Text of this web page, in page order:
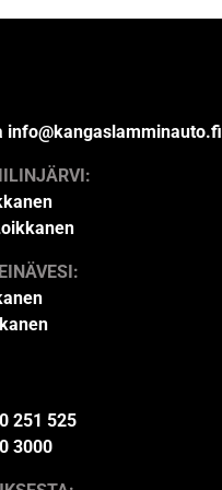
info@kangaslamminauto.fi
251 525
3000